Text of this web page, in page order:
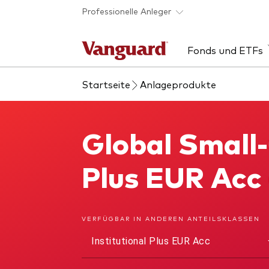
Skip to main content
Professionelle Anleger
Fonds und ETFs
Produkt finden
Insights
Vanguard 365 im
Überblick
Über Vanguard
Startseite Anlageprodukte
Global
Plus EUR
VERFÜGBAR IN ANDEREN ANTEILSKLASSEN
Institutional Plus EUR Acc